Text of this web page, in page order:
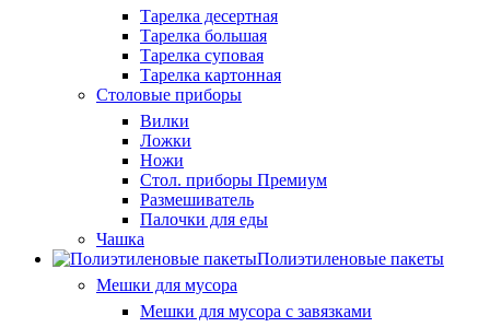
Тарелка десертная
Тарелка большая
Тарелка суповая
Тарелка картонная
Столовые приборы
Вилки
Ложки
Ножи
Стол. приборы Премиум
Размешиватель
Палочки для еды
Чашка
Полиэтиленовые пакеты
Мешки для мусора
Мешки для мусора с завязками